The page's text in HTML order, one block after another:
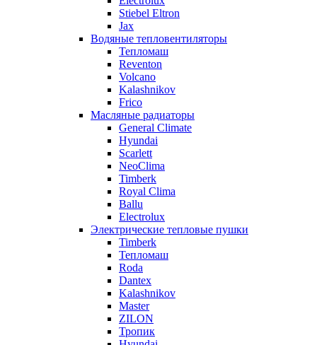
Stiebel Eltron
Jax
Водяные тепловентиляторы
Тепломаш
Reventon
Volcano
Kalashnikov
Frico
Масляные радиаторы
General Climate
Hyundai
Scarlett
NeoClima
Timberk
Royal Clima
Ballu
Electrolux
Электрические тепловые пушки
Timberk
Тепломаш
Roda
Dantex
Kalashnikov
Master
ZILON
Тропик